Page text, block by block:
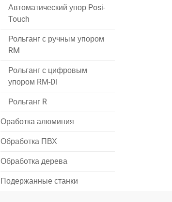
Автоматический упор Posi-
Touch
Рольганг с ручным упором
RM
Рольганг с цифровым
упором RM-DI
Рольганг R
Оработка алюминия
Обработка ПВХ
Обработка дерева
Подержанные станки